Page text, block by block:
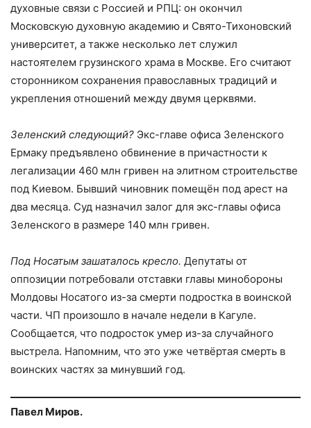
духовные связи с Россией и РПЦ: он окончил
Московскую духовную академию и Свято-Тихоновский
университет, а также несколько лет служил
настоятелем грузинского храма в Москве. Его считают
сторонником сохранения православных традиций и
укрепления отношений между двумя церквями.
Зеленский следующий? Экс-главе офиса Зеленского
Ермаку предъявлено обвинение в причастности к
легализации 460 млн гривен на элитном строительстве
под Киевом. Бывший чиновник помещён под арест на
два месяца. Суд назначил залог для экс-главы офиса
Зеленского в размере 140 млн гривен.
Под Носатым зашаталось кресло. Депутаты от
оппозиции потребовали отставки главы минобороны
Молдовы Носатого из-за смерти подростка в воинской
части. ЧП произошло в начале недели в Кагуле.
Сообщается, что подросток умер из-за случайного
выстрела. Напомним, что это уже четвёртая смерть в
воинских частях за минувший год.
Павел Миров.